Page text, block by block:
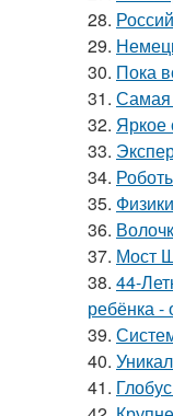
28.
29.
30. Пока
31. Самая
32. Яркое
33.
34.
35.
36.
37. Мост
38. 44-
ребёнка -
39.
40.
41.